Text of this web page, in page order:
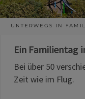
UNTERWEGS IN
Ein Familientag
Bei über 50
Zeit wie im Flug.